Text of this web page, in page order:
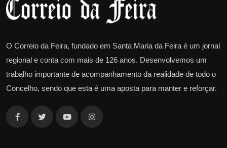
O Correio da Feira, fundado em Santa Maria da Feira é um jornal
regional e conta com mais de 126 anos. Desenvolvemos um
trabalho importante de acompanhamento da realidade de todo o
Concelho, sendo que esta é uma aposta para manter e reforçar.